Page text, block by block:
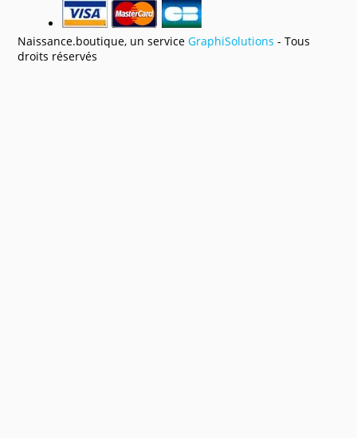
Naissance.boutique, un serviceGraphiSolutions - Tous
droits réservés